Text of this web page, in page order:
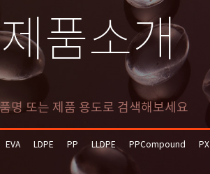
제품소개
EVA LDPE PP LLDPE PPCompound
PX